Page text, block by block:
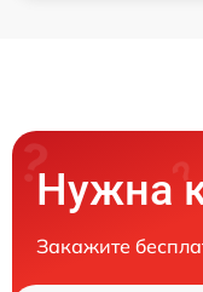
Нужна
Закажите